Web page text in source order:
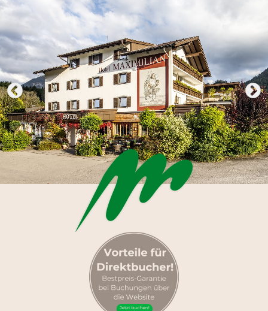
Home
Hotel
Wohnen im Maximilian
Kulinarik
Work & Travel
Winter
Sommer